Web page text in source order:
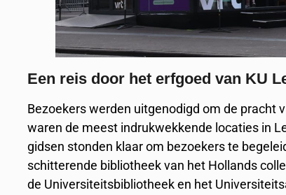
Een reis door het erfgoed van KU
Bezoekers werden uitgenodigd om de pracht
waren de meest indrukwekkende locaties in
gidsen stonden klaar om bezoekers te
schitterende bibliotheek van het Hollands
de Universiteitsbibliotheek en het